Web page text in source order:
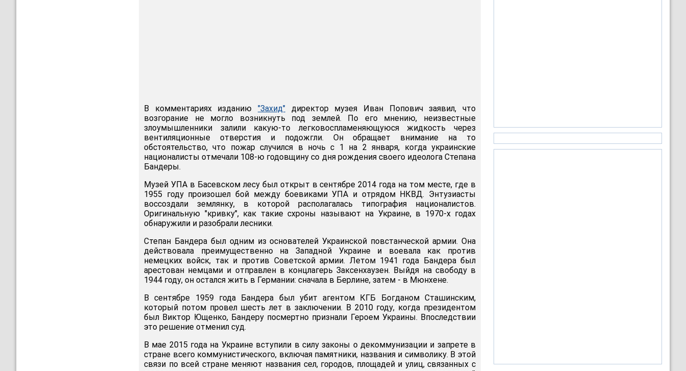
В комментариях изданию "Захид" директор музея Иван Попович заявил, что
возгорание не могло возникнуть под землей. По его мнению, неизвестные
злоумышленники залили какую-то легковоспламеняющуюся жидкость через
вентиляционные отверстия и подожгли. Он обращает внимание на то
обстоятельство, что пожар случился в ночь с 1 на 2 января, когда украинские
националисты отмечали 108-ю годовщину со дня рождения своего идеолога Степана
Бандеры.
Музей УПА в Басевском лесу был открыт в сентябре 2014 года на том месте, где в
1955 году произошел бой между боевиками УПА и отрядом НКВД. Энтузиасты
воссоздали землянку, в которой располагалась типография националистов.
Оригинальную "кривку", как такие схроны называют на Украине, в 1970-х годах
обнаружили и разобрали лесники.
Степан Бандера был одним из основателей Украинской повстанческой армии. Она
действовала преимущественно на Западной Украине и воевала как против
немецких войск, так и против Советской армии. Летом 1941 года Бандера был
арестован немцами и отправлен в концлагерь Заксенхаузен. Выйдя на свободу в
1944 году, он остался жить в Германии: сначала в Берлине, затем - в Мюнхене.
В сентябре 1959 года Бандера был убит агентом КГБ Богданом Сташинским,
который потом провел шесть лет в заключении. В 2010 году, когда президентом
был Виктор Ющенко, Бандеру посмертно признали Героем Украины. Впоследствии
это решение отменил суд.
В мае 2015 года на Украине вступили в силу законы о декоммунизации и запрете в
стране всего коммунистического, включая памятники, названия и символику. В этой
связи по всей стране меняют названия сел, городов, площадей и улиц, связанных с